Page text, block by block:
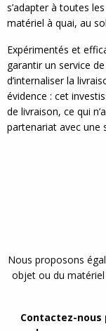
s’adapter à toutes
matériel à quai, au
Expérimentés et
garantir un service
d’internaliser la
évidence : cet
de livraison, ce qui
partenariat avec une
Nous proposons
objet ou du
Contactez-nous